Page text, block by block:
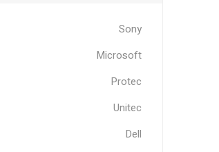
Sony
Microsoft
Protec
Unitec
Dell